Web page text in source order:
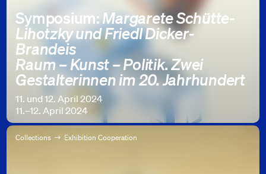
Symposium:Margarete Schütte-
Lihotzky und Friedl Dicker-
Brandeis
Raum – Kunst – Politik. Zwei
Gestalterinnen im 20. Jahrhundert
11. und 12. April 2024
11.–12. April 2024
Collections Exhibition Cooperation